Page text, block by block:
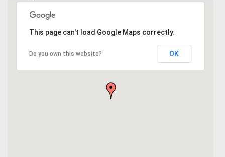
This page can't load Google Maps correctly.
Do you own this website? OK